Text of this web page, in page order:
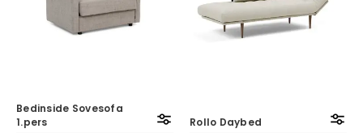
Bedinside Sovesofa
1.pers
Rollo Daybed